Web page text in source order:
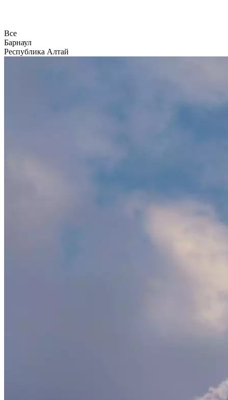
Все
Барнаул
Республика Алтай